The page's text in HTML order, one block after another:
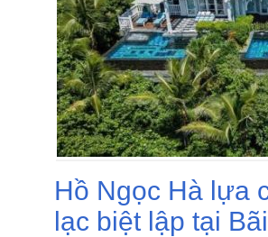
Hồ Ngọc Hà lựa
lạc biệt lập tại